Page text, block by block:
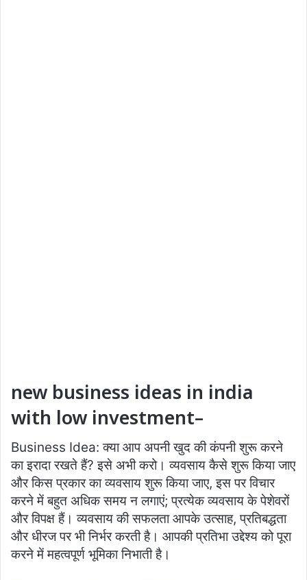
new business ideas in india
with low investment–
Business Idea: क्या आप अपनी खुद की कंपनी शुरू करने
का इरादा रखते हैं? इसे अभी करो। व्यवसाय कैसे शुरू किया जाए
और किस प्रकार का व्यवसाय शुरू किया जाए, इस पर विचार
करने में बहुत अधिक समय न लगाएं; प्रत्येक व्यवसाय के पेशेवरों
और विपक्ष हैं। व्यवसाय की सफलता आपके उत्साह, प्रतिबद्धता
और धीरज पर भी निर्भर करती है। आपकी प्रतिभा उद्देश्य को पूरा
करने में महत्वपूर्ण भूमिका निभाती है।